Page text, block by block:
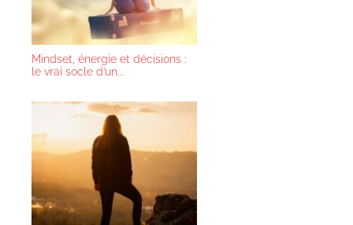
Mindset, énergie et décisions :
le vrai socle d’un...